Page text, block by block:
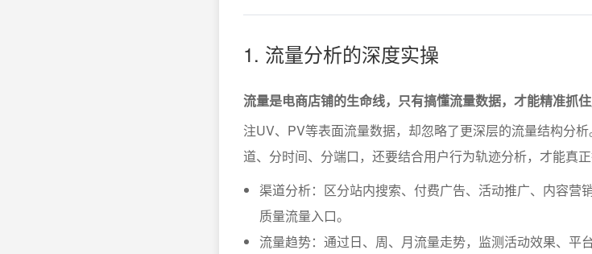
1. 流量分析的深度实操
流量是电商店铺的生命线，只有搞懂流量数据，才能精准抓住
注UV、PV等表面流量数据，却忽略了更深层的流量结构分
道、分时间、分端口，还要结合用户行为轨迹分析，才能真正
渠道分析：区分站内搜索、付费广告、活动推广、内容营
质量流量入口。
流量趋势：通过日、周、月流量走势，监测活动效果、平